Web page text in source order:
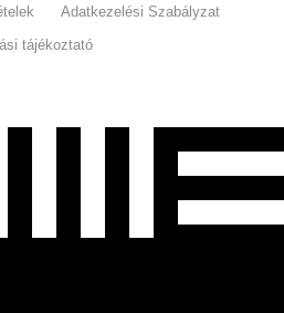
Adatkezelési Szabályzat
tájékoztató